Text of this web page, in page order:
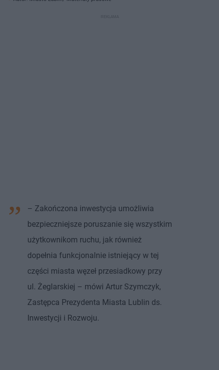
– Zakończona inwestycja umożliwia
bezpieczniejsze poruszanie się wszystkim
użytkownikom ruchu, jak również
dopełnia funkcjonalnie istniejący w tej
części miasta węzeł przesiadkowy przy
ul. Żeglarskiej – mówi Artur Szymczyk,
Zastępca Prezydenta Miasta Lublin ds.
Inwestycji i Rozwoju.